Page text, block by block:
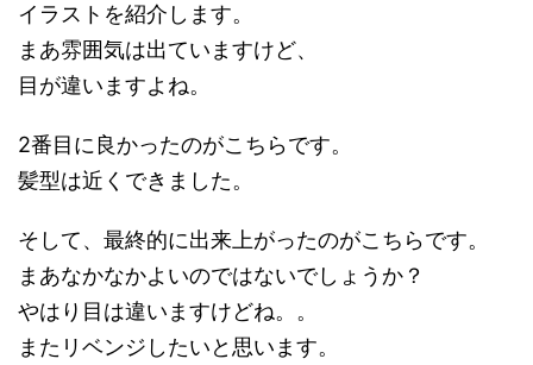
イラストを紹介します。
まあ雰囲気は出ていますけど、
目が違いますよね。
2番目に良かったのがこちらです。
髪型は近くできました。
そして、最終的に出来上がったのがこちらです。
まあなかなかよいのではないでしょうか？
やはり目は違いますけどね。。
またリベンジしたいと思います。